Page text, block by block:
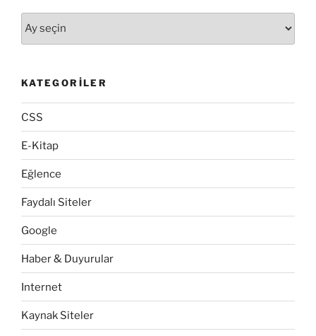
KATEGORILER
CSS
E-Kitap
Eğlence
Faydalı Siteler
Google
Haber & Duyurular
Internet
Kaynak Siteler